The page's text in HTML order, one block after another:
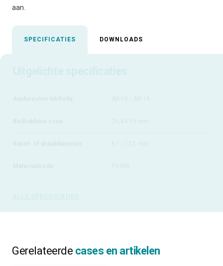
aan.
SPECIFICATIES DOWNLOADS
Gerelateerde cases en artikelen